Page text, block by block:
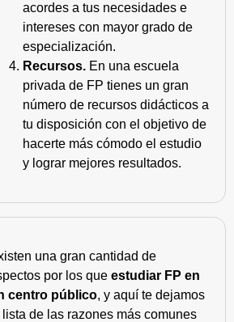
acordes a tus necesidades e
intereses con mayor grado de
especialización.
Recursos. En una escuela
privada de FP tienes un gran
número de recursos didácticos a
tu disposición con el objetivo de
hacerte más cómodo el estudio
y lograr mejores resultados.
una gran cantidad de
por los que estudiar FP en
centro público, y aquí te dejamos
lista de las razones más comunes